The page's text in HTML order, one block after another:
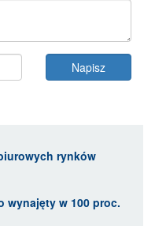
rynków
wynajęty w 100 proc.